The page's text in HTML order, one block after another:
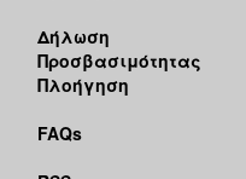
Δήλωση
Προσβασιμότητας
Πλοήγηση
FAQs